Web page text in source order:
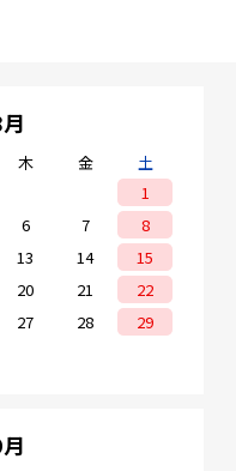
木 金
土
1
6 7
8
13 14
15
20 21
22
27 28
29